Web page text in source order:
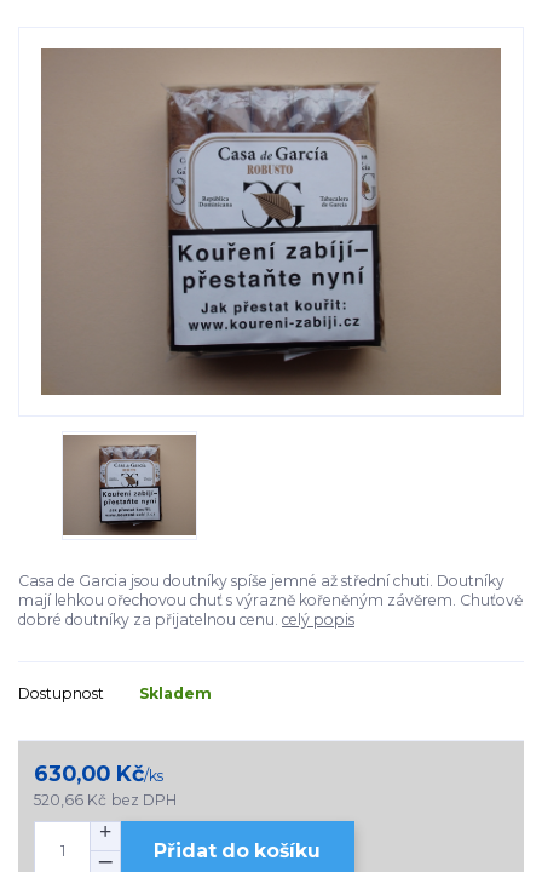
Casa de Garcia jsou doutníky spíše jemné až střední chuti. Doutníky
mají lehkou ořechovou chuť s výrazně kořeněným závěrem. Chuťově
dobré doutníky za přijatelnou cenu. celý popis
Dostupnost Skladem
630,00 Kč/ks
520,66 Kč bez DPH
Přidat do košíku